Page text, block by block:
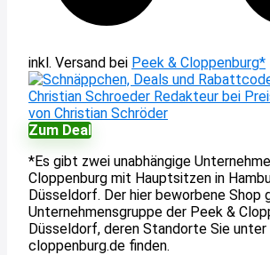
inkl. Versand bei Peek & Cloppenburg*
von Christian Schröder
Zum Deal
*Es gibt zwei unabhängige
Cloppenburg mit Hauptsitzen in
Düsseldorf. Der hier beworbene Shop
Unternehmensgruppe der Peek &
Düsseldorf, deren Standorte Sie
cloppenburg.de finden.